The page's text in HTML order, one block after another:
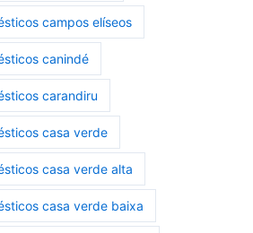
campos elíseos
canindé
carandiru
casa verde
casa verde alta
casa verde baixa